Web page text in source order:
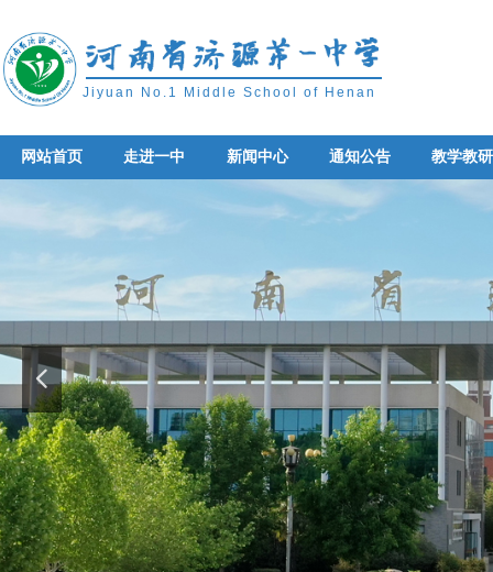
Jiyuan No.1 Middle School of Henan
网站首页
网站首页
走进一中 新闻中心
新闻中心
通知公告
通知公告
教学教研
教学教研
넳